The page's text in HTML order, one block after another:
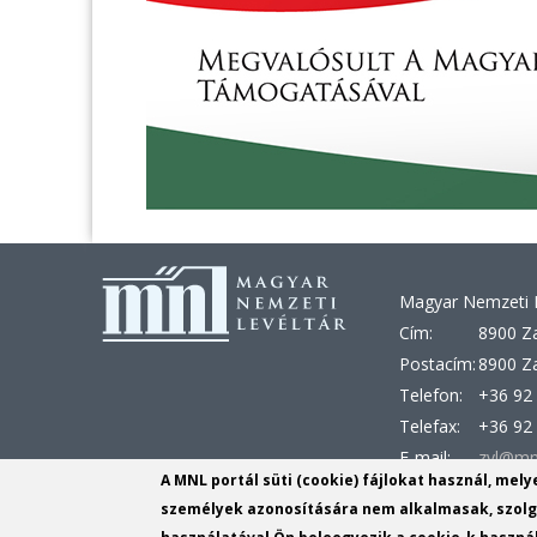
Magyar Nemzeti
Cím:
8900
Postacím: 8900
Telefon:
+36
Telefax:
+36 92
E-mail:
KRID:
A MNL portál süti (cookie) fájlokat használ,
személyek azonosítására nem alkalmasak,